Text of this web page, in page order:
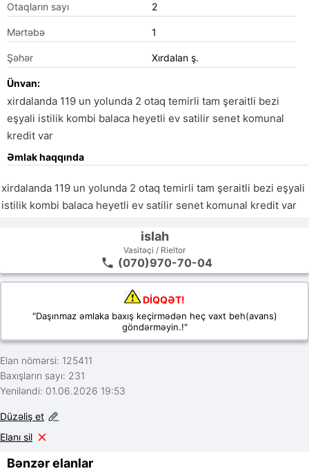
Otaqların sayı 2
Mərtəbə 1
Şəhər Xırdalan ş.
Ünvan:
xirdalanda 119 un yolunda 2 otaq temirli tam şeraitli bezi
eşyali istilik kombi balaca heyetli ev satilir senet komunal
kredit var
Əmlak haqqında
xirdalanda 119 un yolunda 2 otaq temirli tam şeraitli bezi eşyali
istilik kombi balaca heyetli ev satilir senet komunal kredit var
islah
Vasitəçi / Rieltor
(070)970-70-04
DİQQƏT!
"Daşınmaz əmlaka baxış keçirmədən heç vaxt beh(avans)
göndərməyin.!"
Elan nömərsi: 125411
Baxışların sayı: 231
Yeniləndi: 01.06.2026 19:53
Düzəliş et
Elanı sil
Bənzər elanlar